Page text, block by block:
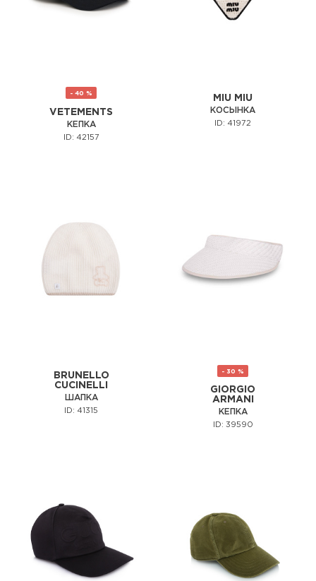
- 40 %
VETEMENTS
КЕПКА
ID: 42157
MIU MIU
КОСЫНКА
ID: 41972
BRUNELLO
CUCINELLI
ШАПКА
ID: 41315
- 30 %
GIORGIO
ARMANI
КЕПКА
ID: 39590